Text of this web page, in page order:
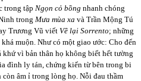
trong tập Ngọn cỏ bồng nhanh chóng
trong Mưa mùa xa và Trần Mộng Tú
Trương Vũ viết Về lại Sorrento; những
muộn. Như có một giao ước: Cho đến
khứ vì bản thân họ không biết hết tường
đình ly tán, chứng kiến từ bên trong bi
âm ỉ trong lòng họ. Nỗi đau thầm